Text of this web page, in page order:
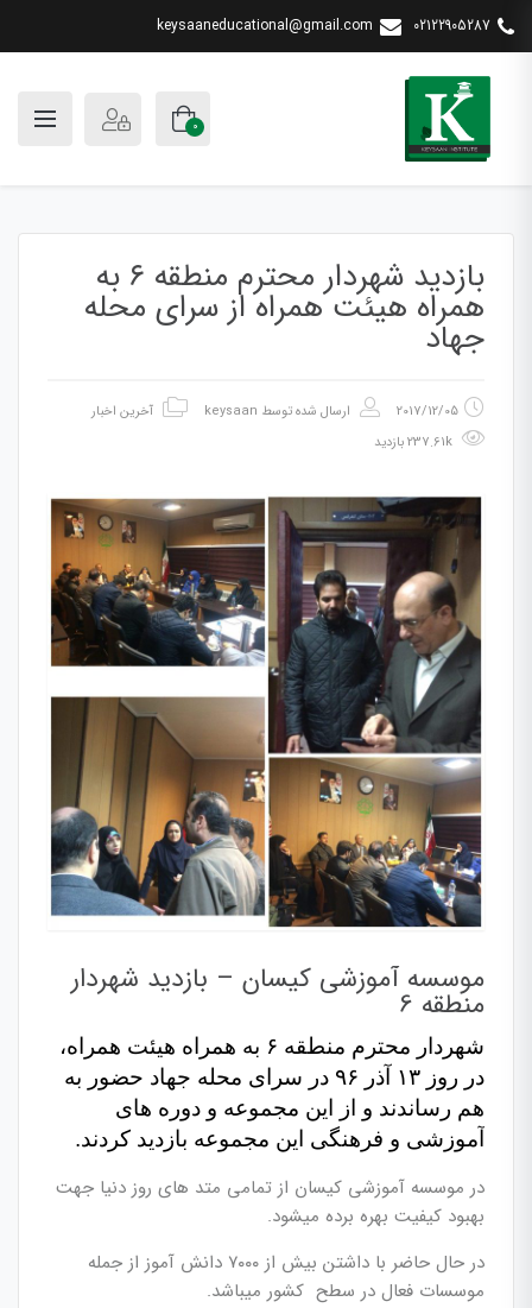
02122905287
keysaaneducational@gmail.com
0
بازدید شهردار محترم منطقه ۶ به
همراه هیئت همراه از سرای محله
جهاد
2017/12/05 ارسال شده توسط keysaan
آخرین اخبار
موسسه آموزشی کیسان – بازدید شهردار
منطقه 6
شهردار محترم منطقه ۶ به همراه هیئت همراه،
در روز ۱۳ آذر ۹۶ در سرای محله جهاد حضور به
هم رساندند و از این مجموعه و دوره های
آموزشی و فرهنگی این مجموعه بازدید کردند.
در موسسه آموزشی کیسان از تمامی متد های روز دنیا جهت
بهبود کیفیت بهره برده میشود.
در حال حاضر با داشتن بیش از ۷۰۰۰ دانش آموز از جمله
موسسات فعال در سطح کشور میباشد.